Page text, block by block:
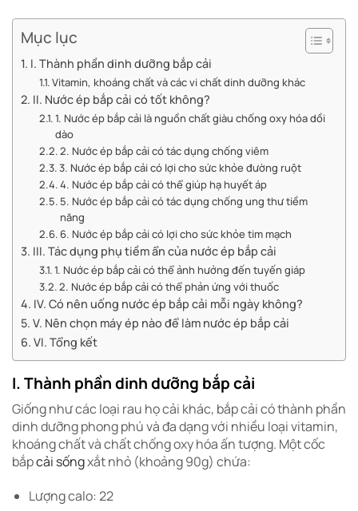
Mục lục
I. Thành phần dinh dưỡng bắp cải
Vitamin, khoáng chất và các vi chất dinh dưỡng khác
II. Nước ép bắp cải có tốt không?
1. Nước ép bắp cải là nguồn chất giàu chống oxy hóa dồi
dào
2. Nước ép bắp cải có tác dụng chống viêm
3. Nước ép bắp cải có lợi cho sức khỏe đường ruột
4. Nước ép bắp cải có thể giúp hạ huyết áp
5. Nước ép bắp cải có tác dụng chống ung thư tiềm
năng
6. Nước ép bắp cải có lợi cho sức khỏe tim mạch
III. Tác dụng phụ tiềm ẩn của nước ép bắp cải
1. Nước ép bắp cải có thể ảnh hưởng đến tuyến giáp
2. Nước ép bắp cải có thể phản ứng với thuốc
IV. Có nên uống nước ép bắp cải mỗi ngày không?
V. Nên chọn máy ép nào để làm nước ép bắp cải
VI. Tổng kết
I. Thành phần dinh dưỡng bắp cải
Giống như các loại rau họ cải khác, bắp cải có thành phần
dinh dưỡng phong phú và đa dạng với nhiều loại vitamin,
khoáng chất và chất chống oxy hóa ấn tượng. Một cốc
bắpcải sốngxắt nhỏ (khoảng 90g) chứa:
Lượng calo: 22